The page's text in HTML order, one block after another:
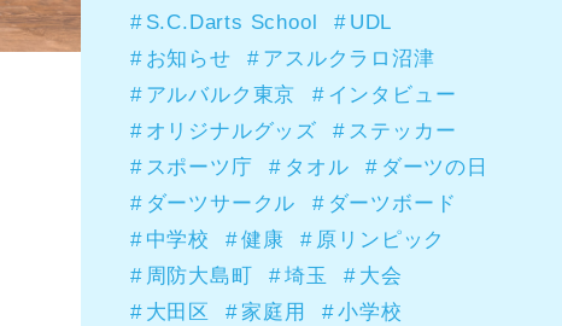
S.C.Darts School
UDL
お知らせ
アスルクラロ沼津
アルバルク東京
インタビュー
オリジナルグッズ
ステッカー
スポーツ庁
タオル
ダーツの日
ダーツサークル
ダーツボード
中学校
健康
原リンピック
周防大島町
埼玉
大会
大田区
家庭用
小学校